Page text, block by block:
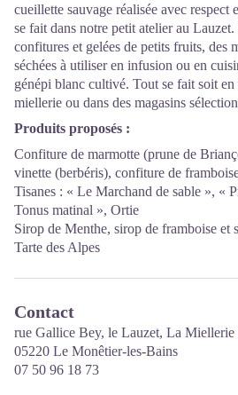
cueillette sauvage réalisée avec respect
se fait dans notre petit atelier au Lauzet.
confitures et gelées de petits fruits, des
séchées à utiliser en infusion ou en
génépi blanc cultivé. Tout se fait soit en
miellerie ou dans des magasins
Produits proposés :
Confiture de marmotte (prune de
vinette (berbéris), confiture de
Tisanes : « Le Marchand de sable », «
Tonus matinal », Ortie
Sirop de Menthe, sirop de framboise et
Tarte des Alpes
Contact
rue Gallice Bey, le Lauzet, La Miellerie
05220 Le Monêtier-les-Bains
07 50 96 18 73